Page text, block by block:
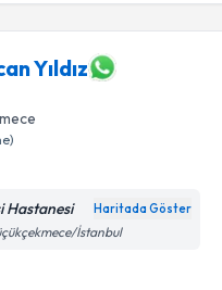
Yıldız
Hastanesi Haritada Göster
İstanbul